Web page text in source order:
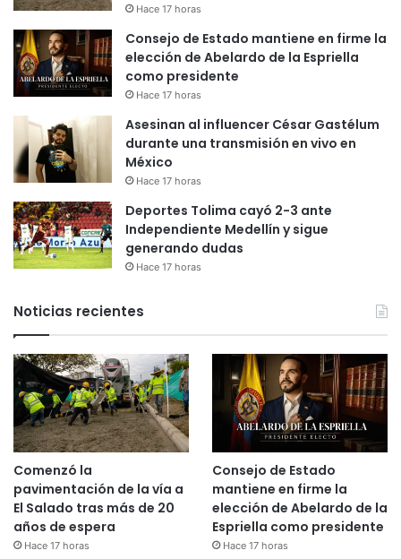
Hace 17 horas
Consejo de Estado mantiene en firme la
elección de Abelardo de la Espriella
como presidente
Hace 17 horas
Asesinan al influencer César Gastélum
durante una transmisión en vivo en
México
Hace 17 horas
Deportes Tolima cayó 2-3 ante
Independiente Medellín y sigue
generando dudas
Hace 17 horas
Noticias recientes
Comenzó la
pavimentación de la vía a
El Salado tras más de 20
años de espera
Hace 17 horas
Consejo de Estado
mantiene en firme la
elección de Abelardo de la
Espriella como presidente
Hace 17 horas